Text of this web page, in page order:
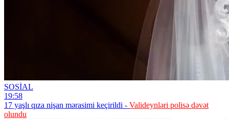
SOSİAL
19:58
17 yaşlı qıza nişan mərasimi keçirildi - Valideynləri polisə dəvət
olundu